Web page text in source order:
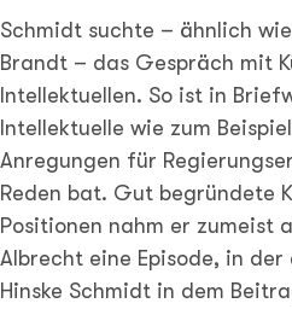
Schmidt suchte – ähnlich
Brandt – das Gespräch mit
Intellektuellen. So ist in
Intellektuelle wie zum
Anregungen für
Reden bat. Gut begründete
Positionen nahm er zumeist
Albrecht eine Episode, in
Hinske Schmidt in dem